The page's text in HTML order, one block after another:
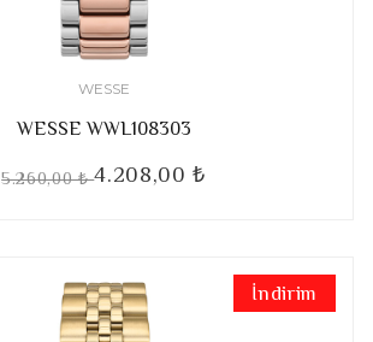
WESSE
WESSE WWL108303
5.260,00 ₺4.208,00 ₺
İndirim